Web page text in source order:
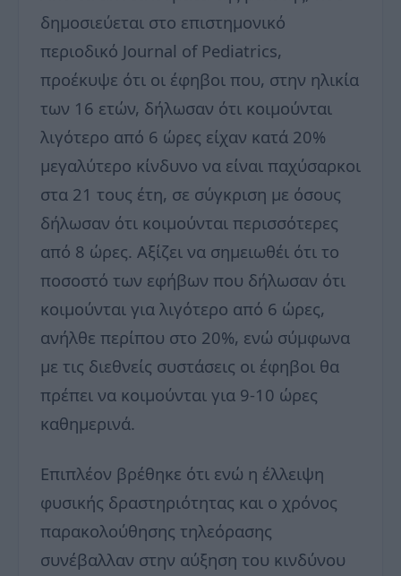
δημοσιεύεται στο επιστημονικό
περιοδικό Journal of Pediatrics,
προέκυψε ότι οι έφηβοι που, στην ηλικία
των 16 ετών, δήλωσαν ότι κοιμούνται
λιγότερο από 6 ώρες είχαν κατά 20%
μεγαλύτερο κίνδυνο να είναι παχύσαρκοι
στα 21 τους έτη, σε σύγκριση με όσους
δήλωσαν ότι κοιμούνται περισσότερες
από 8 ώρες. Αξίζει να σημειωθέι ότι το
ποσοστό των εφήβων που δήλωσαν ότι
κοιμούνται για λιγότερο από 6 ώρες,
ανήλθε περίπου στο 20%, ενώ σύμφωνα
με τις διεθνείς συστάσεις οι έφηβοι θα
πρέπει να κοιμούνται για 9-10 ώρες
καθημερινά.
Επιπλέον βρέθηκε ότι ενώ η έλλειψη
φυσικής δραστηριότητας και ο χρόνος
παρακολούθησης τηλεόρασης
συνέβαλλαν στην αύξηση του κινδύνου